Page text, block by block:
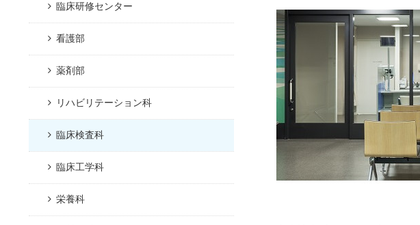
臨床研修センター
看護部
薬剤部
リハビリテーション科
臨床検査科
臨床工学科
栄養科